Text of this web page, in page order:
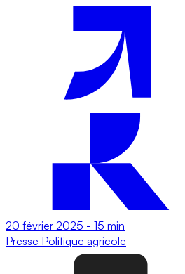
20 février 2025 - 15 min
Presse Politique agricole